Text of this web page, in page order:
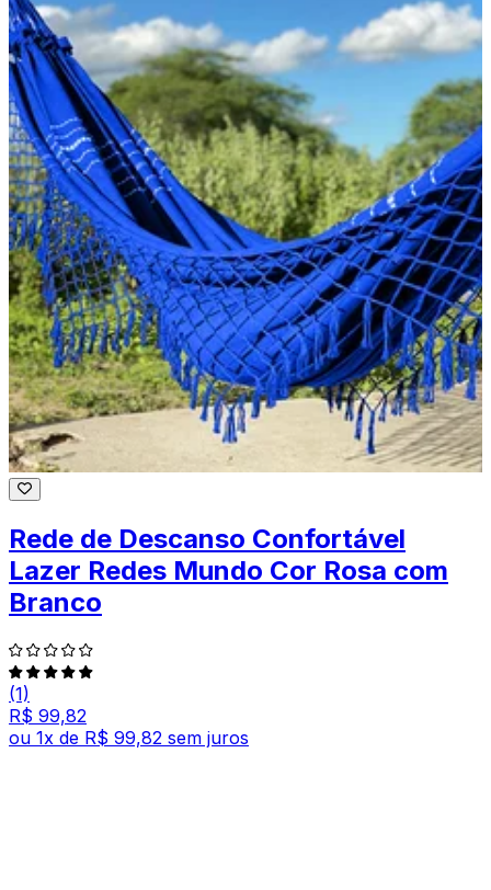
Rede de Descanso Confortável
Lazer Redes Mundo Cor Rosa com
Branco
(1)
R$ 99,82
ou 1x de R$ 99,82 sem juros